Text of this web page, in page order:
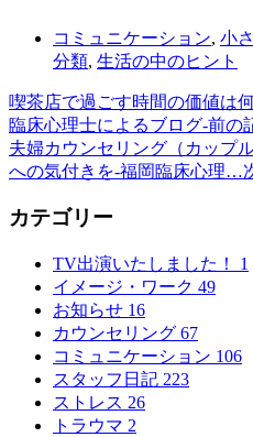
コミュニケーション, 小
分類, 生活の中のヒント
喫茶店で過ごす時間の価値は
臨床心理士によるブログ-前の
夫婦カウンセリング（カップ
への気付きを-福岡臨床心理…
カテゴリー
TV出演いたしました！ 1
イメージ・ワーク 49
お知らせ 16
カウンセリング 67
コミュニケーション 106
スタッフ日記 223
ストレス 26
トラウマ 2